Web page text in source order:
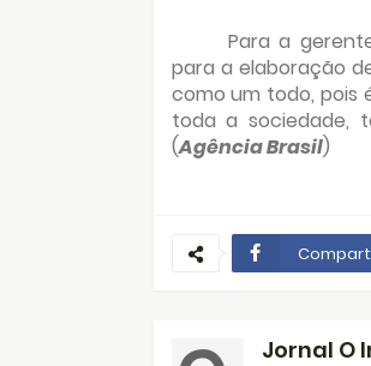
Para a
para a elaboração
como um todo, pois
toda a sociedade,
(Agência Brasil)
Jornal O